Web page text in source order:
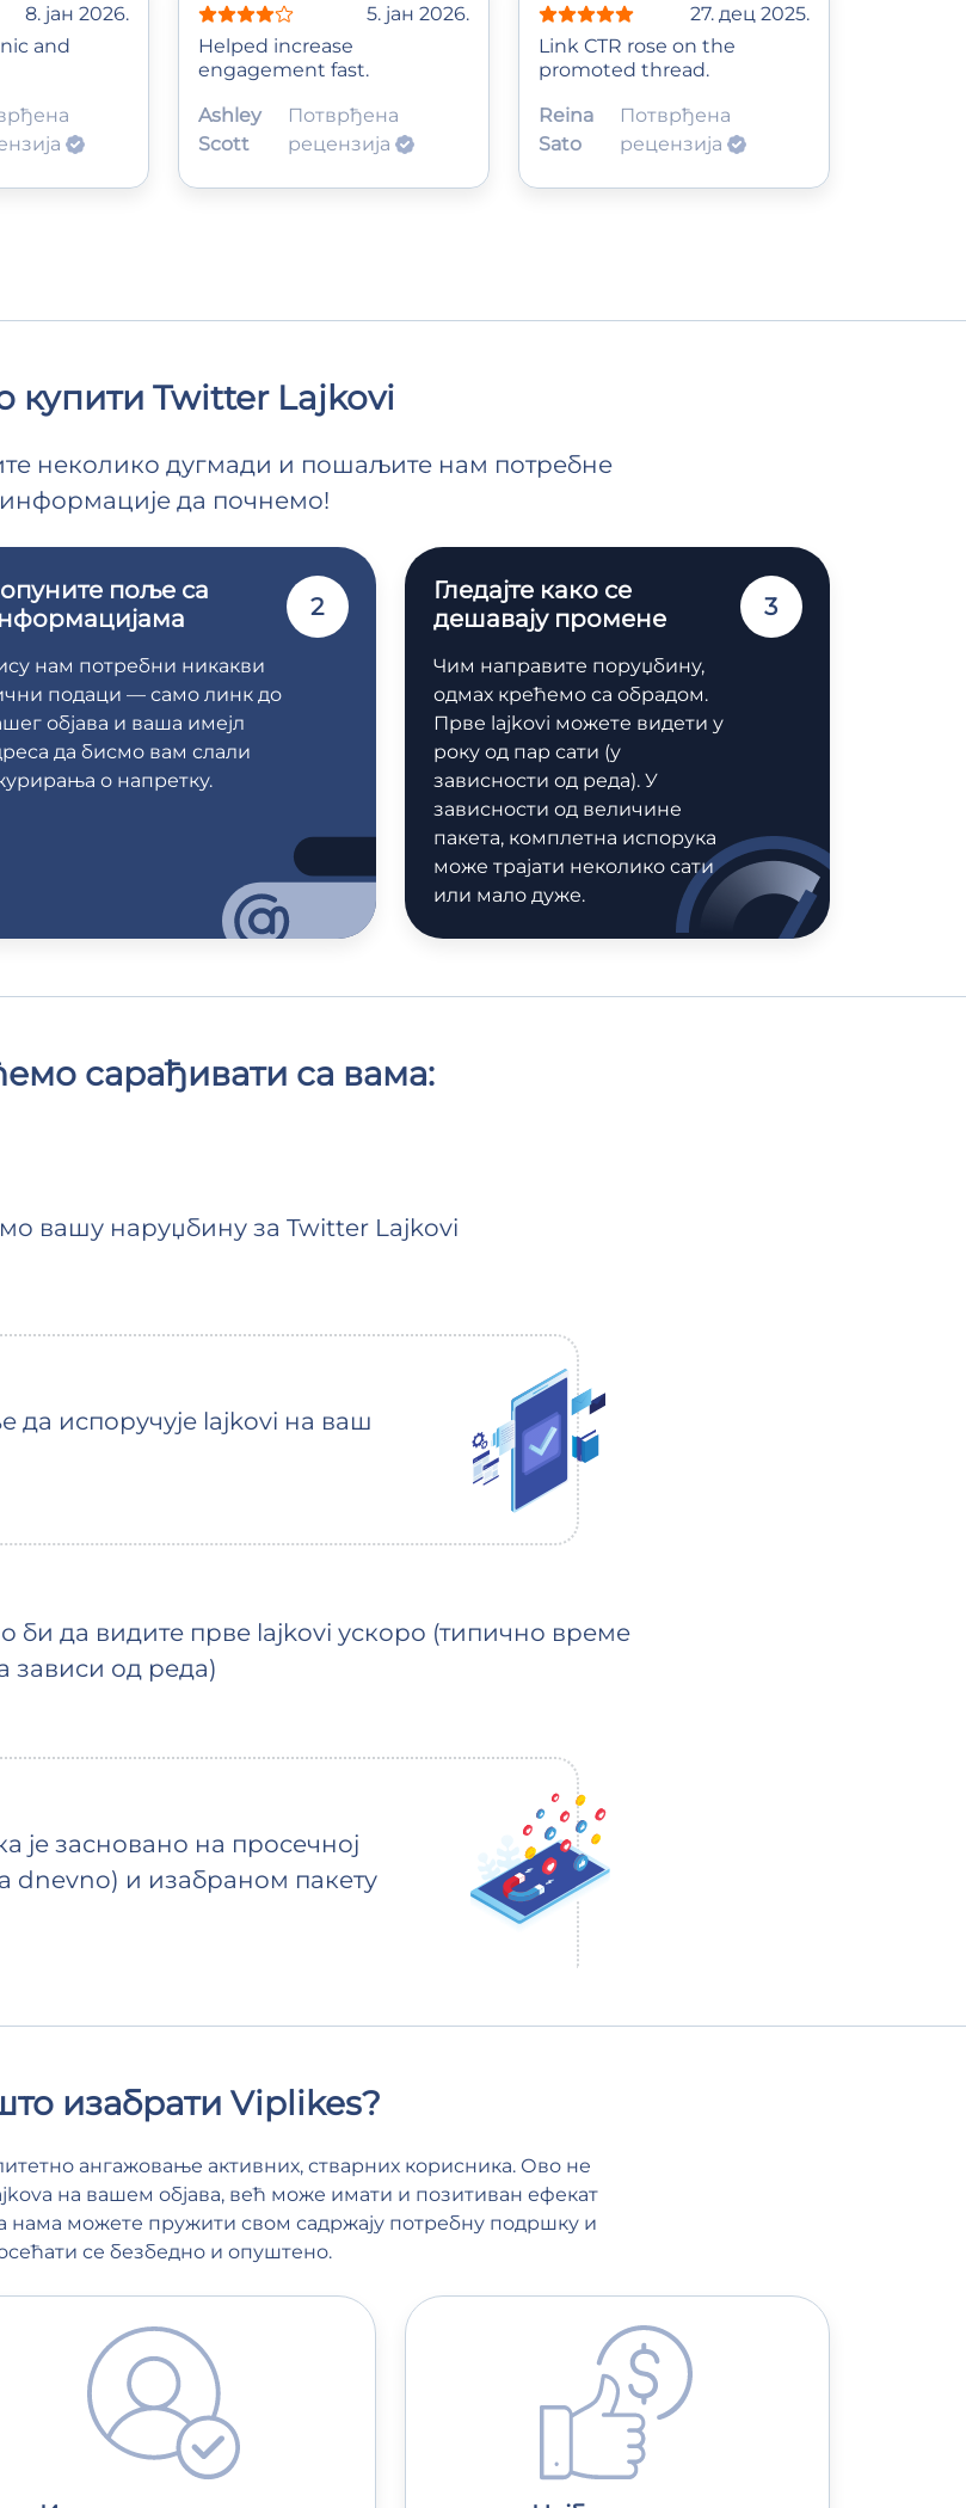
8. јан 2026.
and
5. јан 2026.
Helped increase
engagement fast.
Ashley
Scott
Потврђена
рецензија
27. дец 2025.
Link CTR rose on the
promoted thread.
Reina
Sato
Потврђена
рецензија
купити Twitter Lajkovi
неколико дугмади и пошаљите нам потребне
информације да почнемо!
поље са
нам потребни никакви
подаци — само линк до
објава и ваша имејл
да бисмо вам слали
о напретку.
2
Гледајте како се
дешавају промене
Чим направите поруџбину,
одмах крећемо са обрадом.
Прве lajkovi можете видети у
року од пар сати (у
зависности од реда). У
зависности од величине
пакета, комплетна испорука
може трајати неколико сати
или мало дуже.
3
сарађивати са вама:
вашу наруџбину за Twitter Lajkovi
испоручује lajkovi на ваш
би да видите прве lajkovi ускоро (типично време
зависи од реда)
засновано на просечној
dnevno) и изабраном пакету
изабрати Viplikes?
ангажовање активних, стварних корисника. Ово не
на вашем објава, већ може имати и позитиван ефекат
нама можете пружити свом садржају потребну подршку и
се безбедно и опуштено.